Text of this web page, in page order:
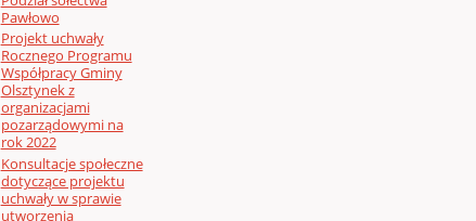
Pawłowo
Projekt uchwały
Rocznego Programu
Współpracy Gminy
Olsztynek z
organizacjami
pozarządowymi na
rok 2022
Konsultacje społeczne
dotyczące projektu
uchwały w sprawie
utworzenia